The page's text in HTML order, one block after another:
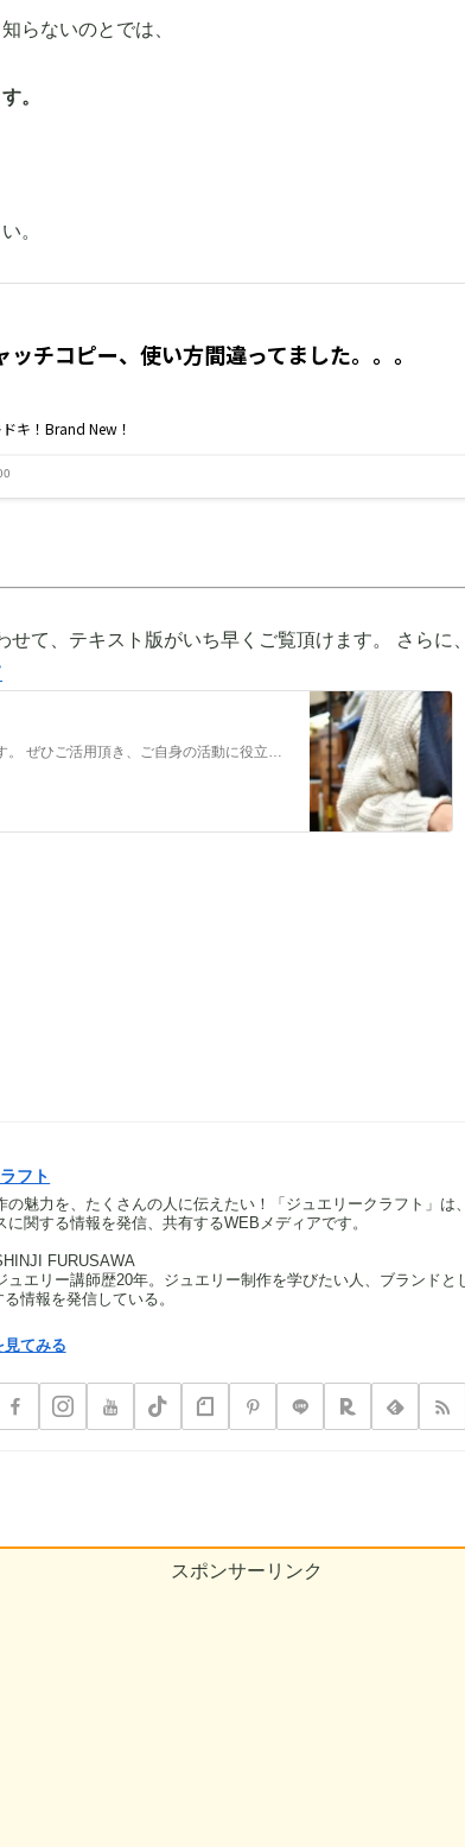
らないのとでは、
。
。
せて、テキスト版がいち早くご覧頂けます。 さらに
メンバーだけの特典をご用意しております。 ぜひご活用頂き、ご自身の活動に役立てて下さい。 ⇒メンバーについて詳しく見てみる メンバーになる （） ①有料コンテンツが見放題！ ジュエリー制作に関する情報やビジネス情報やブランディングに関する情
フト
の魅力を、たくさんの人に伝えたい！「ジュエリークラフト」は
に関する情報を発信、共有するWEBメディアです。
FURUSAWA
ュエリー講師歴20年。ジュエリー制作を学びたい人、ブランド
情報を発信している。
てみる
スポンサーリンク